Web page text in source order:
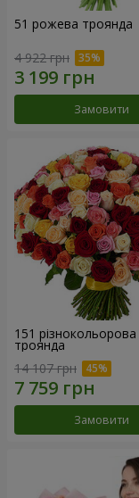
51 рожева троянда
4 922 грн
Замовити
151 різнокольорова
троянда
14 107 грн
Замовити